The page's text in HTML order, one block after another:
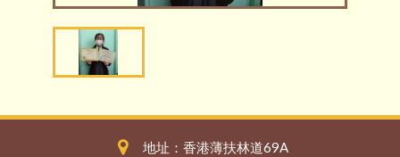
地址：香港薄扶林道69A